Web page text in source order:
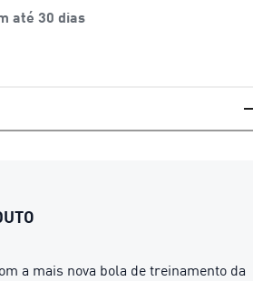
até 30 dias
a mais nova bola de treinamento da